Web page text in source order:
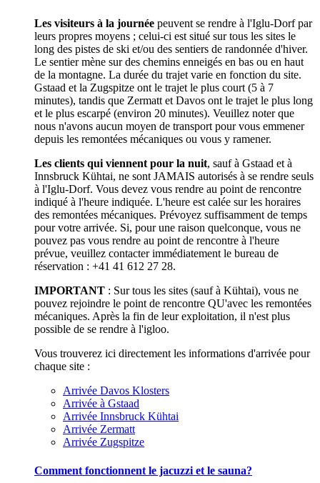
Les visiteurs à la journée peuvent se rendre à l'Iglu-Dorf par
leurs propres moyens ; celui-ci est situé sur tous les sites le
long des pistes de ski et/ou des sentiers de randonnée d'hiver.
Le sentier mène sur des chemins enneigés en bas ou en haut
de la montagne. La durée du trajet varie en fonction du site.
Gstaad et la Zugspitze ont le trajet le plus court (5 à 7
minutes), tandis que Zermatt et Davos ont le trajet le plus long
et le plus escarpé (environ 20 minutes). Veuillez noter que
nous n'avons aucun moyen de transport pour vous emmener
depuis les remontées mécaniques ou vous y ramener.
Les clients qui viennent pour la nuit, sauf à Gstaad et à
Innsbruck Kühtai, ne sont JAMAIS autorisés à se rendre seuls
à l'Iglu-Dorf. Vous devez vous rendre au point de rencontre
indiqué à l'heure indiquée. L'heure est calée sur les horaires
des remontées mécaniques. Prévoyez suffisamment de temps
pour votre arrivée. Si, pour une raison quelconque, vous ne
pouvez pas vous rendre au point de rencontre à l'heure
prévue, veuillez contacter immédiatement le bureau de
réservation : +41 41 612 27 28.
IMPORTANT : Sur tous les sites (sauf à Kühtai), vous ne
pouvez rejoindre le point de rencontre QU'avec les remontées
mécaniques. Après la fin de leur exploitation, il n'est plus
possible de se rendre à l'igloo.
Vous trouverez ici directement les informations d'arrivée pour
chaque site :
Arrivée Davos Klosters
Arrivée à Gstaad
Arrivée Innsbruck Kühtai
Arrivée Zermatt
Arrivée Zugspitze
Comment fonctionnent le jacuzzi et le sauna?